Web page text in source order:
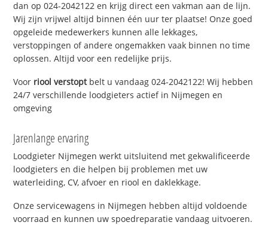
dan op 024-2042122 en krijg direct een vakman aan de lijn.
Wij zijn vrijwel altijd binnen één uur ter plaatse! Onze goed
opgeleide medewerkers kunnen alle lekkages,
verstoppingen of andere ongemakken vaak binnen no time
oplossen. Altijd voor een redelijke prijs.
Voor riool verstoptbelt u vandaag 024-2042122! Wij hebben
24/7 verschillende loodgieters actief in Nijmegen en
omgeving
Jarenlange ervaring
Loodgieter Nijmegen werkt uitsluitend met gekwalificeerde
loodgieters en die helpen bij problemen met uw
waterleiding, CV, afvoer en riool en daklekkage.
Onze servicewagens in Nijmegen hebben altijd voldoende
voorraad en kunnen uw spoedreparatie vandaag uitvoeren.